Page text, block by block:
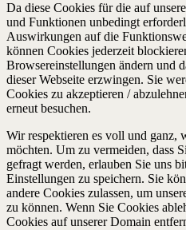
Da diese Cookies für die auf
und Funktionen unbedingt
Auswirkungen auf die
können Cookies jederzeit
Browsereinstellungen ändern und
dieser Webseite erzwingen. Sie
Cookies zu akzeptieren /
erneut besuchen.
Wir respektieren es voll und ganz,
möchten. Um zu vermeiden, dass
gefragt werden, erlauben Sie uns
Einstellungen zu speichern. Sie
andere Cookies zulassen, um
zu können. Wenn Sie Cookies
Cookies auf unserer Domain